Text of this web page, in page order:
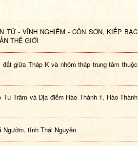
TỬ - VĨNH NGHIÊM - CÔN SƠN, KIẾP BẠC
THẾ GIỚI
giữa Tháp K và nhóm tháp trung tâm thuộc
Trâm và Địa điểm Hào Thành 1, Hào Thành
Ngườm, tỉnh Thái Nguyên